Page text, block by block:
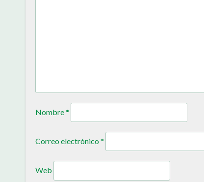
Nombre*
Correo electrónico*
Web